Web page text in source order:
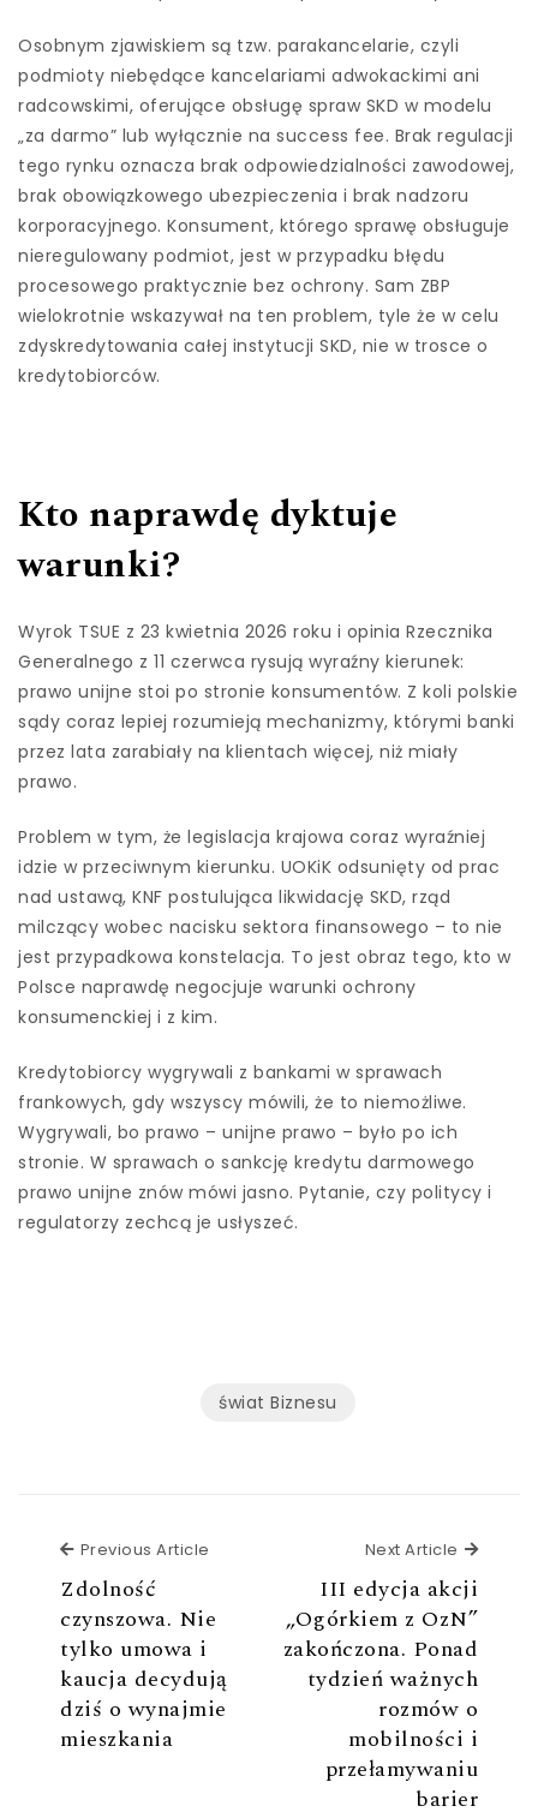
Osobnym zjawiskiem są tzw. parakancelarie, czyli
podmioty niebędące kancelariami adwokackimi ani
radcowskimi, oferujące obsługę spraw SKD w modelu
„za darmo” lub wyłącznie na success fee. Brak regulacji
tego rynku oznacza brak odpowiedzialności zawodowej,
brak obowiązkowego ubezpieczenia i brak nadzoru
korporacyjnego. Konsument, którego sprawę obsługuje
nieregulowany podmiot, jest w przypadku błędu
procesowego praktycznie bez ochrony. Sam ZBP
wielokrotnie wskazywał na ten problem, tyle że w celu
zdyskredytowania całej instytucji SKD, nie w trosce o
kredytobiorców.
Kto naprawdę dyktuje
warunki?
Wyrok TSUE z 23 kwietnia 2026 roku i opinia Rzecznika
Generalnego z 11 czerwca rysują wyraźny kierunek:
prawo unijne stoi po stronie konsumentów. Z koli polskie
sądy coraz lepiej rozumieją mechanizmy, którymi banki
przez lata zarabiały na klientach więcej, niż miały
prawo.
Problem w tym, że legislacja krajowa coraz wyraźniej
idzie w przeciwnym kierunku. UOKiK odsunięty od prac
nad ustawą, KNF postulująca likwidację SKD, rząd
milczący wobec nacisku sektora finansowego – to nie
jest przypadkowa konstelacja. To jest obraz tego, kto w
Polsce naprawdę negocjuje warunki ochrony
konsumenckiej i z kim.
Kredytobiorcy wygrywali z bankami w sprawach
frankowych, gdy wszyscy mówili, że to niemożliwe.
Wygrywali, bo prawo – unijne prawo – było po ich
stronie. W sprawach o sankcję kredytu darmowego
prawo unijne znów mówi jasno. Pytanie, czy politycy i
regulatorzy zechcą je usłyszeć.
świat Biznesu
Previous Article
Zdolność
czynszowa. Nie
tylko umowa i
kaucja decydują
dziś o wynajmie
mieszkania
Next Article Next
III edycja akcji
„Ogórkiem z OzN”
zakończona. Ponad
tydzień ważnych
rozmów o
mobilności i
przełamywaniu
barier